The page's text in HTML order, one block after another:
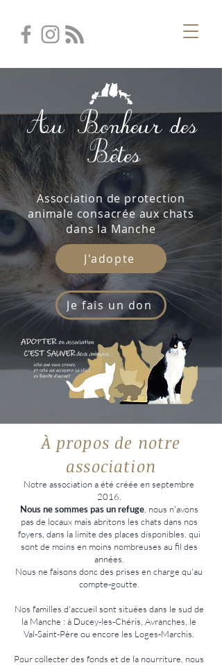
Au Bonheur des
Bêtes
Association de protection
animale consacrée aux chats
dans la Manche
J'adopte
Je fais un don
À propos de notre
association
Notre association a été créée en septembre
2016.
Nous ne sommes pas un refuge, nous n'avons
pas de locaux mais abritons les chats dans nos
foyers, dans la limite des places disponibles, qui
sont de moins en moins nombreuses au fil des
années.
Nous ne faisons donc des prises en charge qu'au
compte-goutte.
Nos familles d'accueil sont situées dans le sud de
la Manche : à Ducey-les-Chéris, Avranches, le
Val-Saint-Père ou encore les Loges-Marchis.
Pour collecter des fonds et de la nourriture, nous